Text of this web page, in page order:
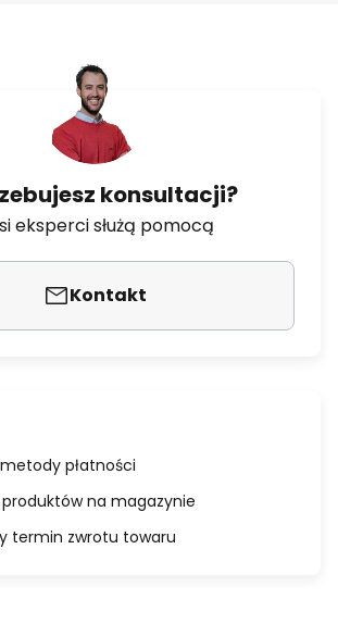
konsultacji?
eksperci służą pomocą
Kontakt
płatności
produktów na magazynie
termin zwrotu towaru